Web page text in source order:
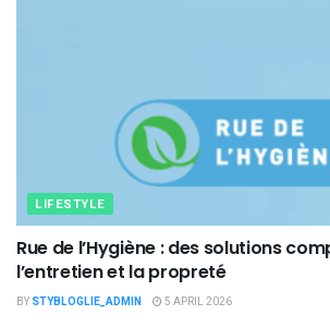
LIFESTYLE
Rue de l’Hygiène : des solutions
l’entretien et la propreté
BY STYBLOGLIE_ADMIN 5 APRIL 2026